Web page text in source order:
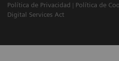
Política de Privacidad
Política de
Digital Services Act